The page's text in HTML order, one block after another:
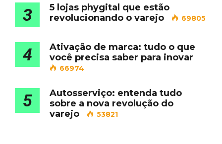
3
5 lojas phygital que estão
revolucionando o varejo
69805
4
Ativação de marca: tudo o que
você precisa saber para inovar
66974
5
Autosserviço: entenda tudo
sobre a nova revolução do
varejo
53821